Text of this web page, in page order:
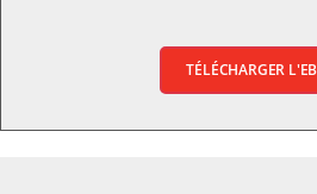
TÉLÉCHARGER